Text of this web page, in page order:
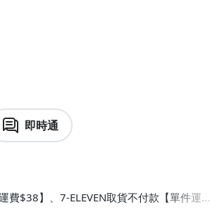
即時通
費$38】、7-ELEVEN取貨不付款【單件運費
件運費$60】